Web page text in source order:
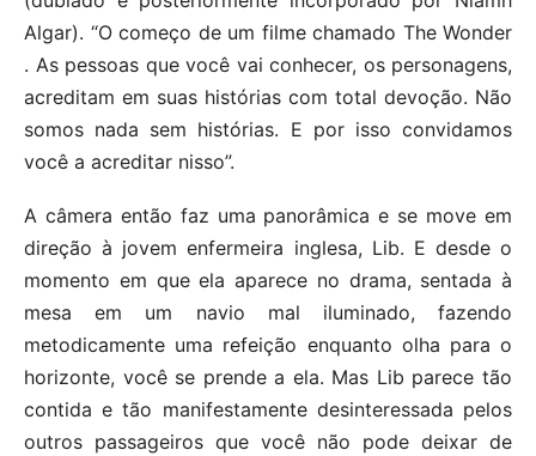
Algar). “O começo de um filme chamado The Wonder
. As pessoas que você vai conhecer, os personagens,
acreditam em suas histórias com total devoção. Não
somos nada sem histórias. E por isso convidamos
você a acreditar nisso”.
A câmera então faz uma panorâmica e se move em
direção à jovem enfermeira inglesa, Lib. E desde o
momento em que ela aparece no drama, sentada à
mesa em um navio mal iluminado, fazendo
metodicamente uma refeição enquanto olha para o
horizonte, você se prende a ela. Mas Lib parece tão
contida e tão manifestamente desinteressada pelos
outros passageiros que você não pode deixar de